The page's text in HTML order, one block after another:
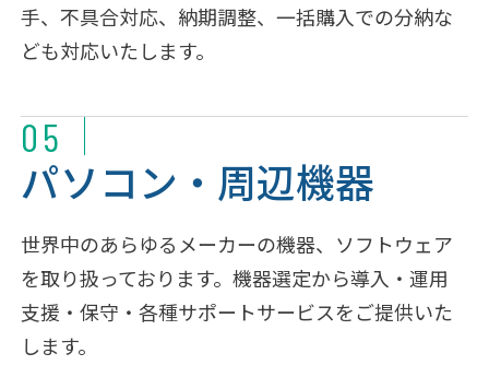
手、不具合対応、納期調整、一括購入での分納な
ども対応いたします。
05
パソコン・周辺機器
世界中のあらゆるメーカーの機器、ソフトウェア
を取り扱っております。機器選定から導入・運用
支援・保守・各種サポートサービスをご提供いた
します。